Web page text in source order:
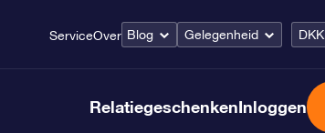
ServiceOver Blog Gelegenheid DKK
RelatiegeschenkenInloggen